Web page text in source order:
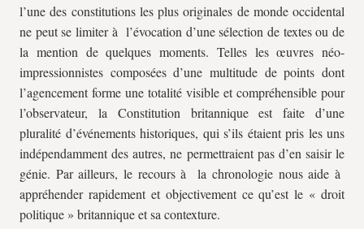
l’une des constitutions les plus originales de monde occidental
ne peut se limiter à l’évocation d’une sélection de textes ou de
la mention de quelques moments. Telles les œuvres néo-
impressionnistes composées d’une multitude de points dont
l’agencement forme une totalité visible et compréhensible pour
l’observateur, la Constitution britannique est faite d’une
pluralité d’événements historiques, qui s’ils étaient pris les uns
indépendamment des autres, ne permettraient pas d’en saisir le
génie. Par ailleurs, le recours à la chronologie nous aide à
appréhender rapidement et objectivement ce qu’est le « droit
politique » britannique et sa contexture.